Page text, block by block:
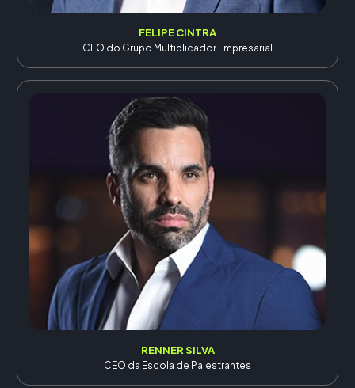
FELIPE CINTRA
CEO do Grupo Multiplicador Empresarial
RENNER SILVA
CEO da Escola de Palestrantes